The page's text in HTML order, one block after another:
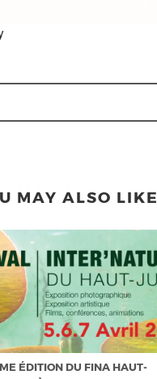
MAY ALSO LIKE
ÉDITION DU FINA HAUT-